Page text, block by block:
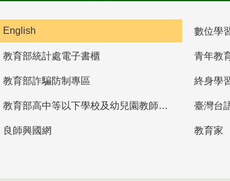
English 數位學
教育部統計處電子書櫃 青年教
教育部詐騙防制專區 終身學
教育部高中等以下學校及幼兒園教師資格檢定考試 臺灣台
良師興國網 教育家